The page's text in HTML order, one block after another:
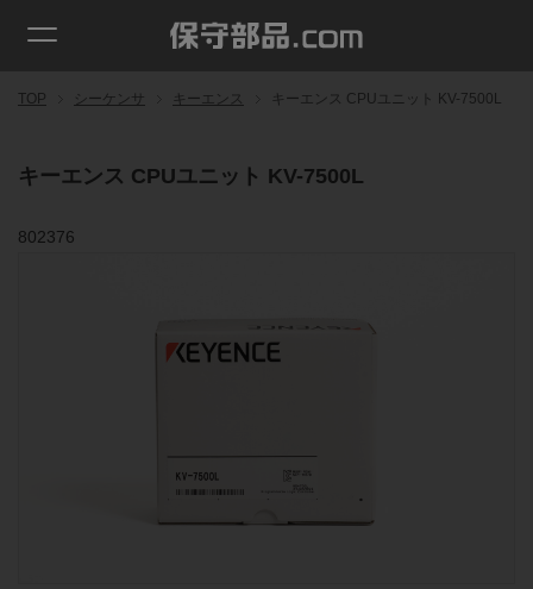
TOP シーケンサ キーエンス キーエンス CPUユニット KV-7500L
キーエンス CPUユニット KV-7500L
802376